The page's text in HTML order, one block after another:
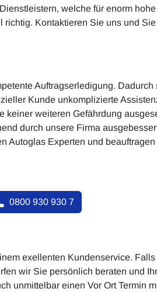
welche für enorm
Kontaktieren Sie uns und
Auftragserledigung.
Kunde unkomplizierte
weiteren Gefährdung
durch unsere Firma
Autoglas Experten und
0800 930 930 7
exellenten Kundenservice.
wir Sie persönlich beraten und
unmittelbar einen Vor Ort Termin